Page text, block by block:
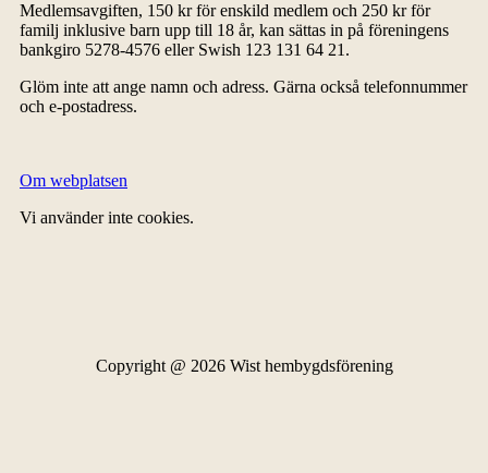
Medlemsavgiften, 150 kr för enskild medlem och 250 kr för
familj inklusive barn upp till 18 år, kan sättas in på föreningens
bankgiro 5278-4576 eller Swish 123 131 64 21.
Glöm inte att ange namn och adress. Gärna också telefonnummer
och e-postadress.
Om webplatsen
Vi använder inte cookies.
Copyright @ 2026 Wist hembygdsförening